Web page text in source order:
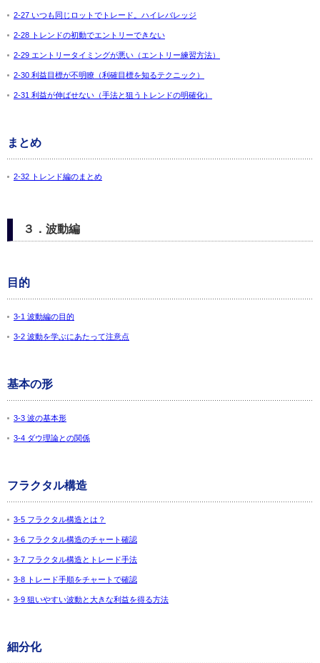
2-27 いつも同じロットでトレード。ハイレバレッジ
2-28 トレンドの初動でエントリーできない
2-29 エントリータイミングが悪い（エントリー練習方法）
2-30 利益目標が不明瞭（利確目標を知るテクニック）
2-31 利益が伸ばせない（手法と狙うトレンドの明確化）
まとめ
2-32 トレンド編のまとめ
３．波動編
目的
3-1 波動編の目的
3-2 波動を学ぶにあたって注意点
基本の形
3-3 波の基本形
3-4 ダウ理論との関係
フラクタル構造
3-5 フラクタル構造とは？
3-6 フラクタル構造のチャート確認
3-7 フラクタル構造とトレード手法
3-8 トレード手順をチャートで確認
3-9 狙いやすい波動と大きな利益を得る方法
細分化